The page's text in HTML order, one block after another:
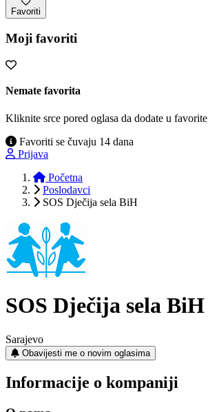
Favoriti
Moji favoriti
Nemate favorita
Kliknite srce pored oglasa da dodate u favorite
Favoriti se čuvaju 14 dana
Prijava
Početna
Poslodavci
SOS Dječija sela BiH
SOS Dječija sela BiH
Sarajevo
Obavijesti me o novim oglasima
Informacije o kompaniji